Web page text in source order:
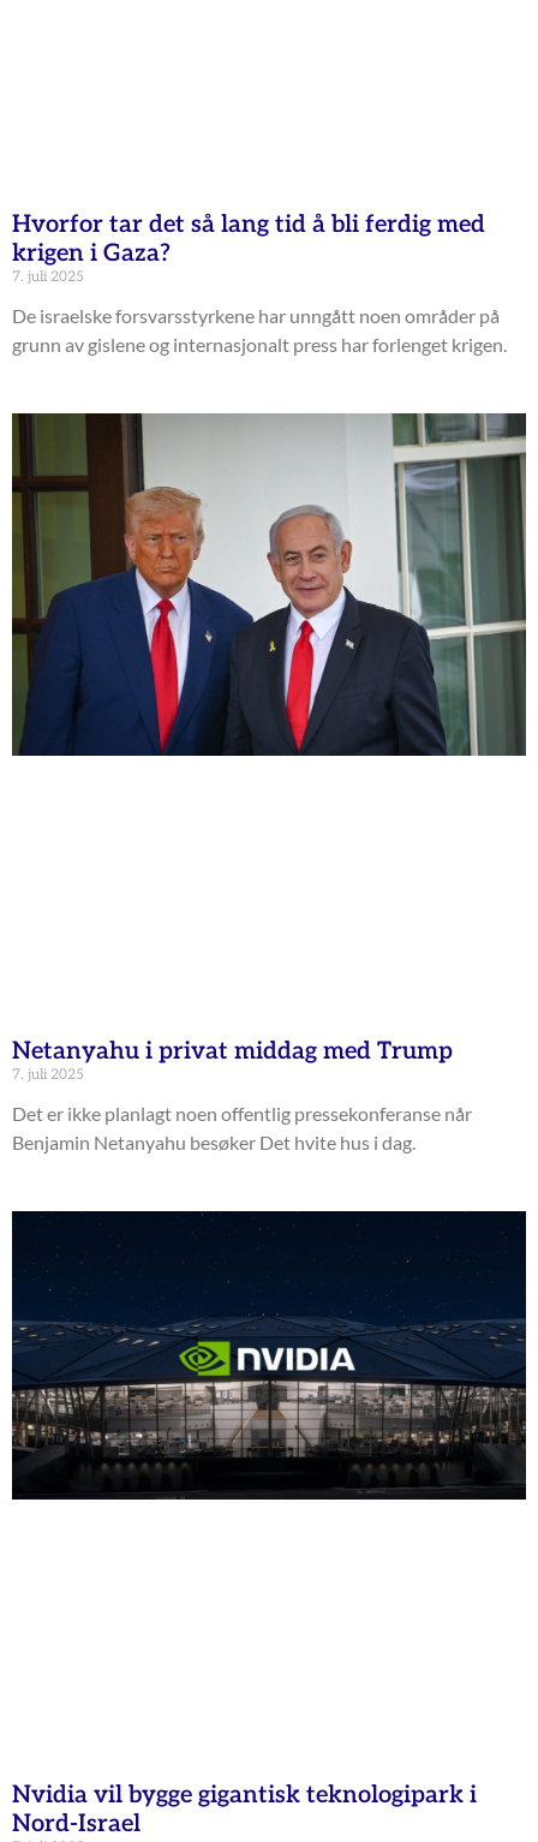
Hvorfor tar det så lang tid å bli ferdig med
krigen i Gaza?
7. juli 2025
De israelske forsvarsstyrkene har unngått noen områder på
grunn av gislene og internasjonalt press har forlenget krigen.
Netanyahu i privat middag med Trump
7. juli 2025
Det er ikke planlagt noen offentlig pressekonferanse når
Benjamin Netanyahu besøker Det hvite hus i dag.
Nvidia vil bygge gigantisk teknologipark i
Nord-Israel